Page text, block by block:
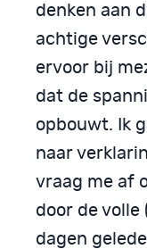
denken aan
achtige
ervoor bij
dat de
opbouwt. Ik
naar
vraag me af
door de volle
dagen